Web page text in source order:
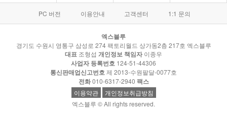
PC 버전 이용안내 고객센터 1:1 문의
엑스블루
경기도 수원시 영통구 삼성로 274 팩토리월드 상가동2층 217호 엑스블루
대표 조형섭 개인정보 책임자 이종우
사업자 등록번호 124-51-44306
통신판매업신고번호제 2013-수원팔달-0077호
전화010-6317-2940 팩스
이용약관
개인정보취급방침
엑스블루 © All rights reserved.